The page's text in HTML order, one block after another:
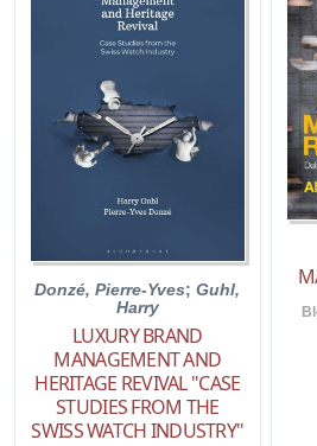
Donzé, Pierre-Yves;Guhl,
Harry
LUXURY BRAND
MANAGEMENT AND
HERITAGE REVIVAL "CASE
STUDIES FROM THE
SWISS WATCH INDUSTRY"